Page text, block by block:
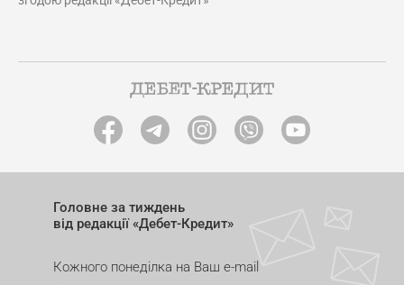
Головне за тиждень
від редакції «Дебет-Кредит»
Кожного понеділка на Ваш e-mail